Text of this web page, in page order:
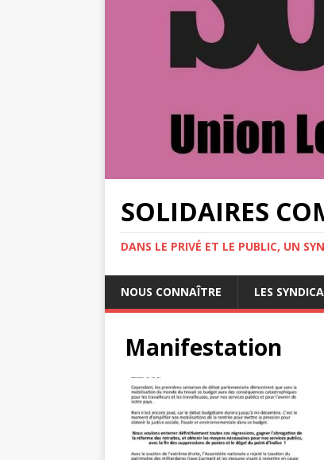
SOLIDAIRES
DANS LE PRIVÉ ET LE PUBLIC, UN
NOUS CONNAÎTRE LES
Manifestation